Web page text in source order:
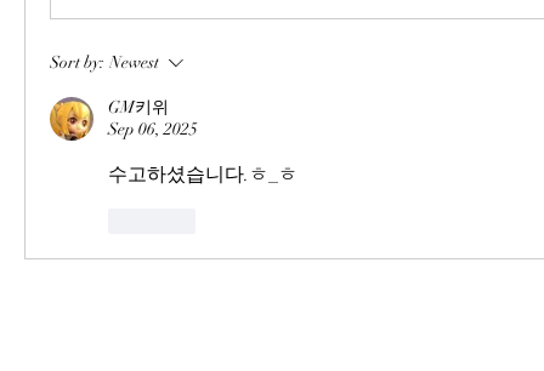
Sort by: Newest
GM키위
Sep 06, 2025
수고하셨습니다.ㅎ_ㅎ